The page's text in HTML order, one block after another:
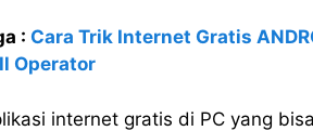
: Cara Trik Internet Gratis
Operator
internet gratis di PC yang